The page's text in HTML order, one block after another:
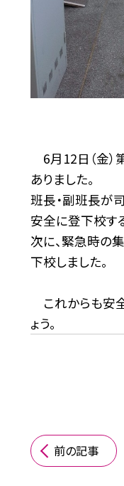
6月12日（金）
ありました。
班長・副班長が
安全に登下校す
次に、緊急時の
下校しました。
これからも安
ょう。
前の記事